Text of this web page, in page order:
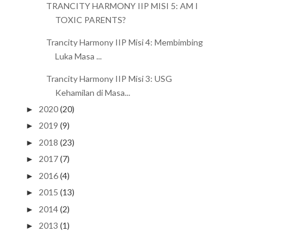
TRANCITY HARMONY IIP MISI 5: AM I
TOXIC PARENTS?
Trancity Harmony IIP Misi 4: Membimbing
Luka Masa ...
Trancity Harmony IIP Misi 3: USG
Kehamilan di Masa...
► 2020 (20)
► 2019 (9)
► 2018 (23)
► 2017 (7)
► 2016 (4)
► 2015 (13)
► 2014 (2)
► 2013 (1)